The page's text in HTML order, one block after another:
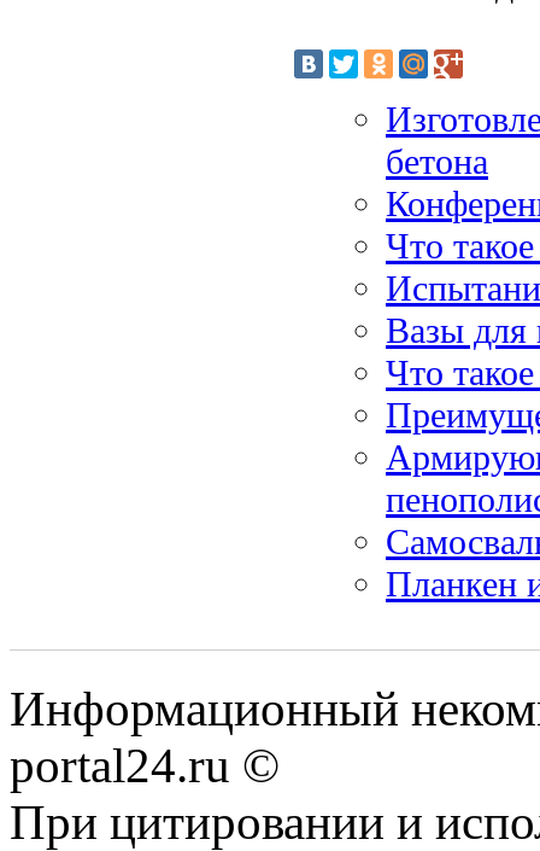
бетона
Что
Вазы для
Что
Планкен
Информационный
portal24.ru ©
При цитировании и